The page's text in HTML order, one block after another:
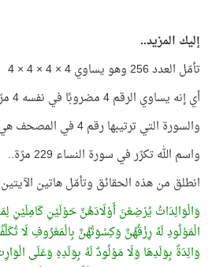
إليك المزيد..
تأمّل العدد 256 وهو يساوي 4 × 4 × 4 × 4
أي إنه يساوي الرقم 4 مضروبًا في نفسه 4 مرّات.
والسورة التي ترتيبها رقم 4 في المصحف هي سورة النساء..
واسم الله تكرّر في سورة النساء 229 مرّة..
انطلق من هذه الحقائق وتأمّل هاتين
وَالْوَالِدَاتُ يُرْضِعْنَ أَوْلَادَهُنَّ حَوْلَيْنِ كَامِلَيْنِ
الْمَوْلُودِ لَهُ رِزْقُهُنَّ وَكِسْوَتُهُنَّ بِالْمَعْرُوفِ لَا
وَالِدَةٌ بِوَلَدِهَا وَلَا مَوْلُودٌ لَهُ بِوَلَدِهِ وَعَلَى